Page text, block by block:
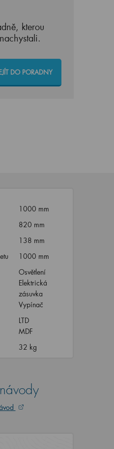
kterou
DO PORADNY
1000 mm
820 mm
138 mm
1000 mm
Osvětlení
Elektrická
zásuvka
Vypínač
LTD
MDF
32 kg